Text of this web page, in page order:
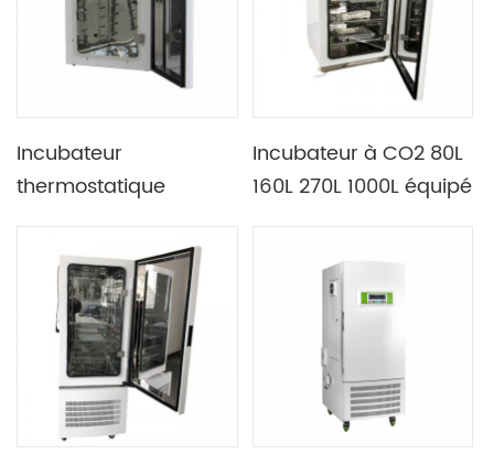
Incubateur
thermostatique
l'eau de paillasse de
50 L équipé d'un
protecteur contre les
fuites
Incubateur à CO2 80L
160L 270L 1000L équipé